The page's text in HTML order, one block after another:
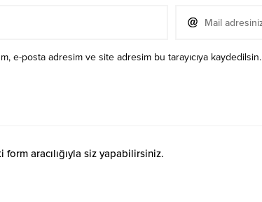
e-posta adresim ve site adresim bu tarayıcıya kaydedilsin.
form aracılığıyla siz yapabilirsiniz.